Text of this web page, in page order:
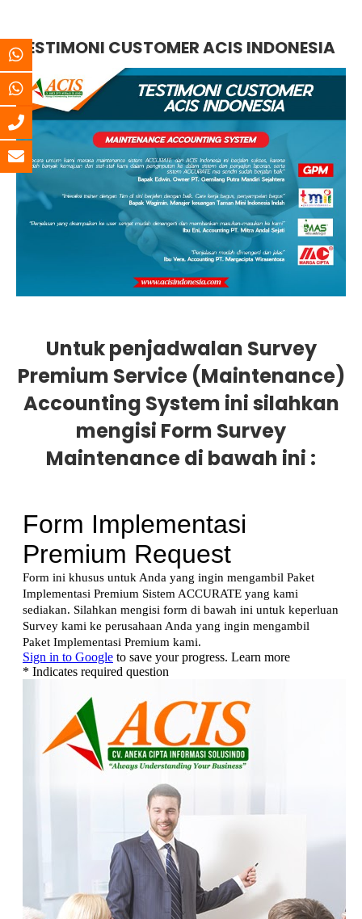
TESTIMONI CUSTOMER ACIS INDONESIA
Untuk penjadwalan Survey
Premium Service (Maintenance)
Accounting System ini silahkan
mengisi Form Survey
Maintenance di bawah ini :